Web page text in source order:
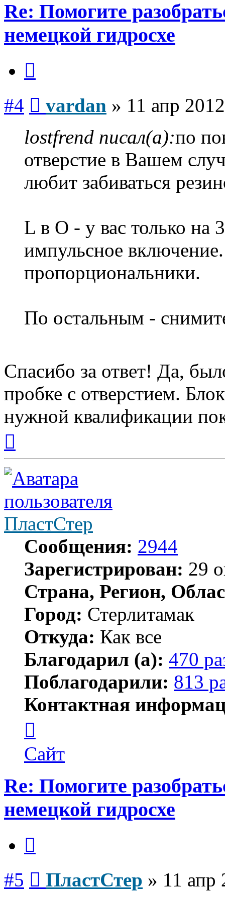
Re: Помогите
немецкой гидросхе
#4 vardan » 11 апр
lostfrend писал(а):по
отверстие в Вашем
любит забиваться
L в О - у вас только на
импульсное
пропорциональники.
По остальным -
Спасибо за ответ! Да,
пробке с отверстием.
нужной квалификации
началу
ПластСтер
Сообщения: 2944
Зарегистрирован: 29
Страна, Регион,
Город: Стерлитамак
Откуда: Как все
Благодарил (а): 470
Поблагодарили: 813
Контактная
пользователя
ПластСтер
Сайт
Re: Помогите
немецкой гидросхе
#5 ПластСтер » 11 апр